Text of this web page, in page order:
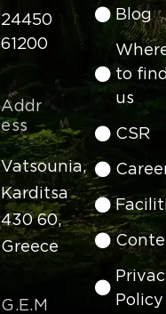
24450
61200
Addr
ess
Vatsounia,
Karditsa
430 60,
Greece
G.E.M
Blog
to
us
CSR
Policy